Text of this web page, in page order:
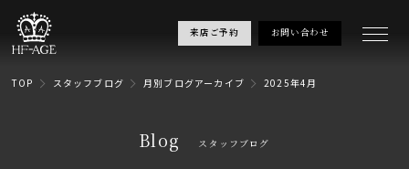
来店ご予約 お問い合わせ
TOP スタッフブログ 月別ブログアーカイブ 2025年4月
Blog スタッフブログ